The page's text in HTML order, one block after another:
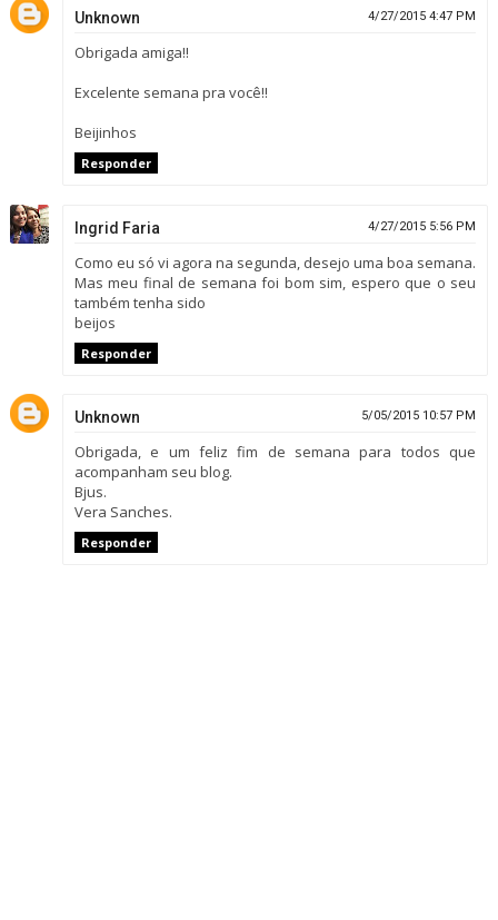
Unknown 4/27/2015 4:47 PM
Obrigada amiga!!
Excelente semana pra você!!
Beijinhos
Responder
Ingrid Faria 4/27/2015 5:56 PM
Como eu só vi agora na segunda, desejo uma boa semana.
Mas meu final de semana foi bom sim, espero que o seu
também tenha sido
beijos
Responder
Unknown 5/05/2015 10:57 PM
Obrigada, e um feliz fim de semana para todos que
acompanham seu blog.
Bjus.
Vera Sanches.
Responder